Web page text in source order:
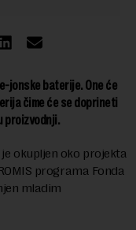
jonske baterije. One će
čime će se doprineti
proizvodnji.
okupljen oko projekta
programa Fonda
mladim